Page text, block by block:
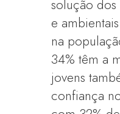
solução
e
na
34% têm a
jovens
confiança